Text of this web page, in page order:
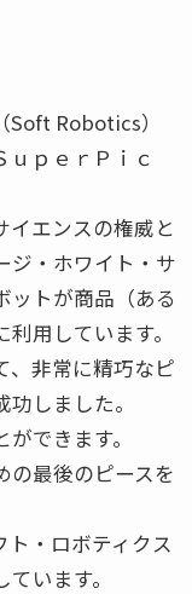
Soft Robotics）
ｕｐｅｒＰｉｃ
エンスの権威と
ジ・ホワイト・サ
ットが商品（ある
用しています。
、非常に精巧なピ
しました。
できます。
の最後のピースを
・ロボティクス
います。